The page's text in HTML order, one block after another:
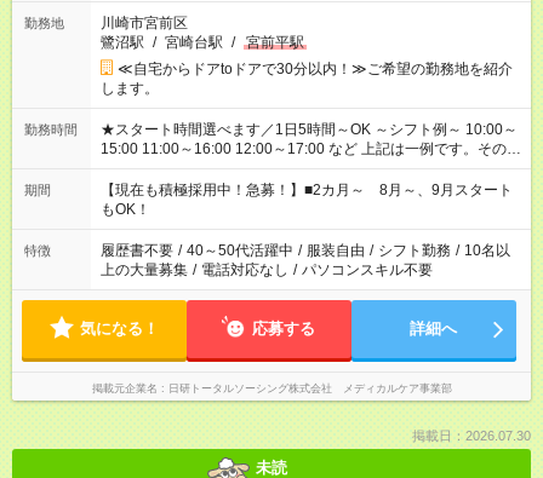
勤務地
川崎市宮前区
鷺沼駅 / 宮崎台駅 / 宮前平駅
≪自宅からドアtoドアで30分以内！≫ご希望の勤務地を紹介
します。
勤務時間
★スタート時間選べます／1日5時間～OK ～シフト例～ 10:00～
15:00 11:00～16:00 12:00～17:00 など 上記は一例です。その他
シフトもご相談ください。 ※Wワークの場合当社と合わせて法
定労働時間が週40時間を超えなければOKです。
期間
【現在も積極採用中！急募！】■2カ月～ 8月～、9月スタート
もOK！
特徴 履歴書不要 / 40～50代活躍中 / 服装自由 / シフト勤務 / 10名以
上の大量募集 / 電話対応なし / パソコンスキル不要
気になる！ 応募する 詳細へ
掲載元企業名 日研トータルソーシング株式会社 メディカルケア事業部
掲載日：2026.07.30
未読